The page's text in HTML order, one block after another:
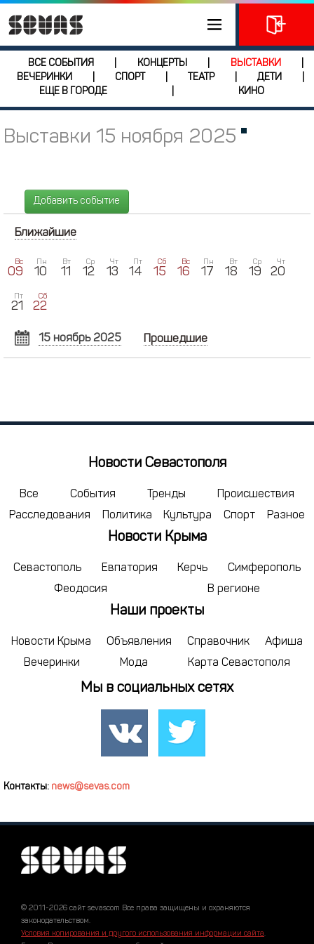
ВСЕ СОБЫТИЯ КОНЦЕРТЫ ВЫСТАВКИ
ВЕЧЕРИНКИ
СПОРТ ТЕАТР ДЕТИ
ЕЩЕ В ГОРОДЕ
КИНО
Выставки 15 ноября 2025
Добавить событие
Ближайшие
Вс
09
Пн
10
Вт
11
Ср
12
Чт
13
Пт
14
Сб
15
Вс
16
Пн
17
Вт
18
Ср
19
Чт
20
Пт
21
Сб
22
15 ноябрь 2025
НОЯБРЬ 2025
3 4 5 6 7 8 9
19 20 21
24 25 26 27 29 30
1 2 3 5 6 7
Прошедшие
Новости Севастополя
Все События Тренды
Происшествия
Расследования
Политика Культура Спорт Разное
Новости Крыма
Севастополь Евпатория Керчь
Симферополь
Феодосия
В регионе
Наши проекты
Новости Крыма Объявления Справочник
Афиша
Вечеринки
Мода Карта Севастополя
Мы в социальных сетях
Контакты: news@sevas.com
© 2011-2026 сайт sevascom Все права защищены и охраняются
законодательством.
Условия копирования и другого использования информации сайта.